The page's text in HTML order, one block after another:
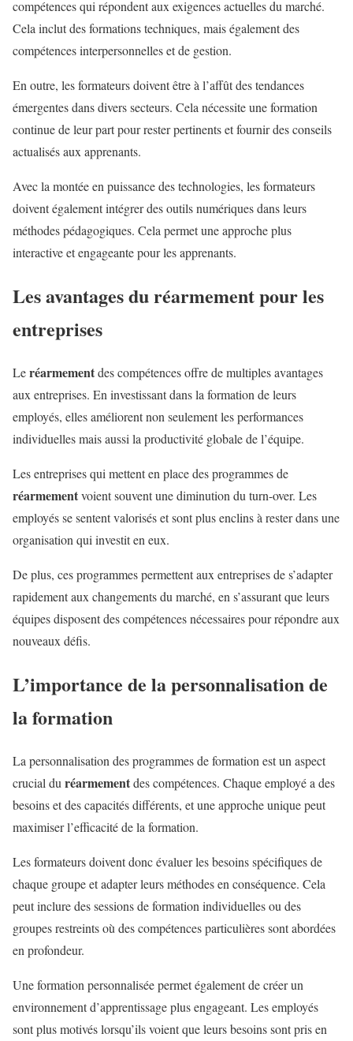
compétences qui répondent aux exigences actuelles du marché.
Cela inclut des formations techniques, mais également des
compétences interpersonnelles et de gestion.
En outre, les formateurs doivent être à l’affût des tendances
émergentes dans divers secteurs. Cela nécessite une formation
continue de leur part pour rester pertinents et fournir des conseils
actualisés aux apprenants.
Avec la montée en puissance des technologies, les formateurs
doivent également intégrer des outils numériques dans leurs
méthodes pédagogiques. Cela permet une approche plus
interactive et engageante pour les apprenants.
Les avantages duréarmementpour les
entreprises
Leréarmementdes compétences offre de multiples avantages
aux entreprises. En investissant dans la formation de leurs
employés, elles améliorent non seulement les performances
individuelles mais aussi la productivité globale de l’équipe.
Les entreprises qui mettent en place des programmes de
réarmementvoient souvent une diminution du turn-over. Les
employés se sentent valorisés et sont plus enclins à rester dans une
organisation qui investit en eux.
De plus, ces programmes permettent aux entreprises de s’adapter
rapidement aux changements du marché, en s’assurant que leurs
équipes disposent des compétences nécessaires pour répondre aux
nouveaux défis.
L’importance de la personnalisation de
la formation
La personnalisation des programmes de formation est un aspect
crucial du réarmementdes compétences. Chaque employé a des
besoins et des capacités différents, et une approche unique peut
maximiser l’efficacité de la formation.
Les formateurs doivent donc évaluer les besoins spécifiques de
chaque groupe et adapter leurs méthodes en conséquence. Cela
peut inclure des sessions de formation individuelles ou des
groupes restreints où des compétences particulières sont abordées
en profondeur.
Une formation personnalisée permet également de créer un
environnement d’apprentissage plus engageant. Les employés
sont plus motivés lorsqu’ils voient que leurs besoins sont pris en